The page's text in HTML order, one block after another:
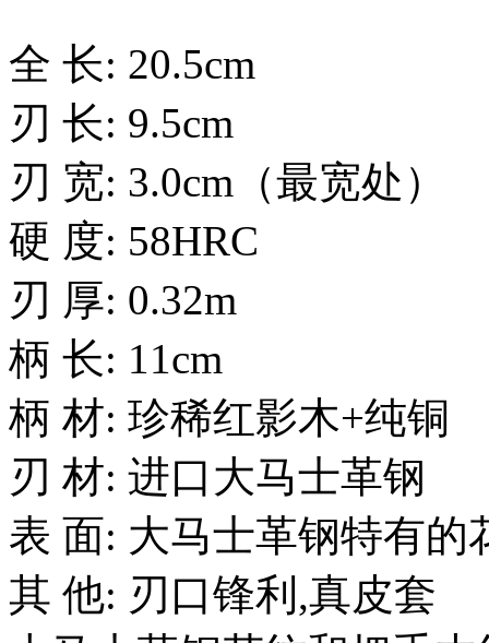
全 长: 20.5cm
刃 长: 9.5cm
刃 宽: 3.0cm（最宽处）
硬 度: 58HRC
刃 厚: 0.32m
柄 长: 11cm
柄 材: 珍稀红影木+纯铜
刃 材: 进口大马士革钢
表 面: 大马士革钢特有的
其 他: 刃口锋利,真皮套